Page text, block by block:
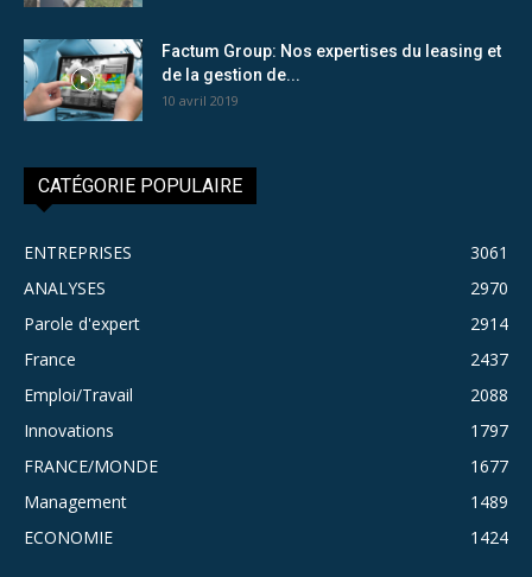
Factum Group: Nos expertises du leasing et
de la gestion de...
10 avril 2019
CATÉGORIE POPULAIRE
ENTREPRISES
3061
ANALYSES
2970
Parole d'expert
2914
France
2437
Emploi/Travail
2088
Innovations
1797
FRANCE/MONDE
1677
Management
1489
ECONOMIE
1424